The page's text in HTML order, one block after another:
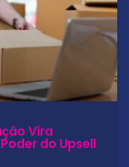
Vira
do Upsell